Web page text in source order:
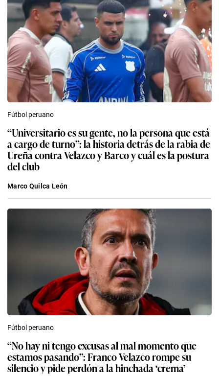
Fútbol peruano
“Universitario es su gente, no la persona que está
a cargo de turno”: la historia detrás de la rabia de
Ureña contra Velazco y Barco y cuál es la postura
del club
Marco Quilca León
Fútbol peruano
“No hay ni tengo excusas al mal momento que
estamos pasando”: Franco Velazco rompe su
silencio y pide perdón a la hinchada ‘crema’